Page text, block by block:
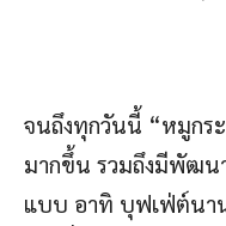
จนถึงทุกวันนี้ “หมูกร
มากขึ้น รวมถึงมีพัฒน
แบบ อาทิ บุฟเฟ่ต์นา